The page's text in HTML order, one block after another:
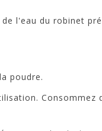
l'eau du robinet
poudre.
Consommez